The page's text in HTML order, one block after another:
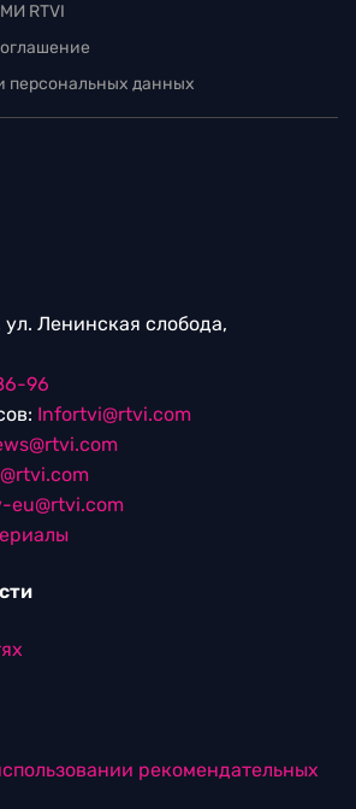
RTVI
персональных данных
ул. Ленинская слобода,
96
Infortvi@rtvi.com
eu@rtvi.com
рекомендательных